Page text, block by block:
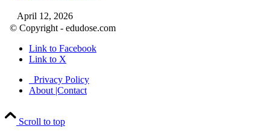
April 12, 2026
April 9, 2026
नासा का आर्टेमिस-2 मिशन: मनुष्य एक बार फिर से चंद्रमा के
पहुंचा
April 7, 2026
© Copyright - edudose.com
Link to Facebook
Link to X
Privacy Policy
About |Contact
Scroll to top